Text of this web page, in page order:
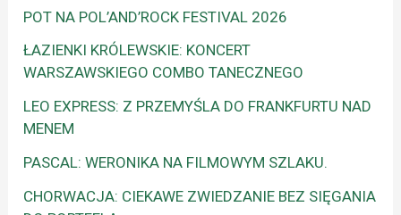
POT NA POL’AND’ROCK FESTIVAL 2026
ŁAZIENKI KRÓLEWSKIE: KONCERT
WARSZAWSKIEGO COMBO TANECZNEGO
LEO EXPRESS: Z PRZEMYŚLA DO FRANKFURTU NAD
MENEM
PASCAL: WERONIKA NA FILMOWYM SZLAKU.
CHORWACJA: CIEKAWE ZWIEDZANIE BEZ SIĘGANIA